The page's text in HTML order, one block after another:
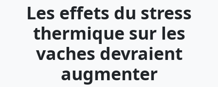
Les effets du stress
thermique sur les
vaches devraient
augmenter